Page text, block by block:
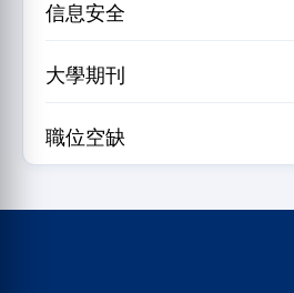
信息安全
大學期刊
職位空缺